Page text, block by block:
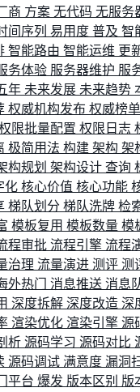
商 方案 无代码 无服务
间序列 易用度 普及 智
智能路由 智能运维 更
务体验 服务器维护 服
年 未来发展 未来趋势
权威机构发布 权威榜单
限批量配置 权限日志
极简用法 构建 架构 架
构规划 架构设计 查询
化 核心价值 核心功能
梯队划分 梯队洗牌 检
模板复用 模板数量 模
程审批 流程引擎 流程
治理 流量演进 测评 测
外热门 消息推送 消息
深度拆解 深度改造 深
渲染优化 渲染引擎 源
析 源码学习 源码对比
源码调试 满意度 漏洞
平台 爆发 版本区别 版